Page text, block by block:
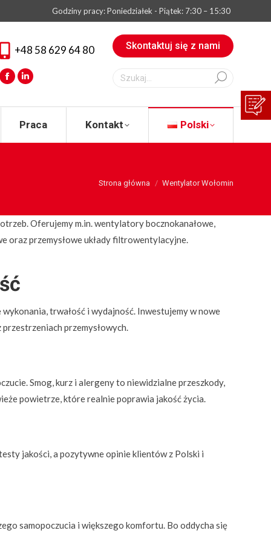
Godziny pracy: Poniedziałek - Piątek: 7:30 – 15:30
+48 58 629 64 80
FacebookLinkedin
Skontaktuj się z nami
Praca Kontakt Polski
You are here:
Strona główna Wentylator Wołomin
Oferujemy m.in. wentylatory bocznokanałowe,
oraz przemysłowe układy filtrowentylacyjne.
trwałość i wydajność. Inwestujemy w nowe
przemysłowych.
Smog, kurz i alergeny to niewidzialne przeszkody,
powietrze, które realnie poprawia jakość życia.
jakości, a pozytywne opinie klientów z Polski i
samopoczucia i większego komfortu. Bo oddycha się
Praca Kontakt Polski